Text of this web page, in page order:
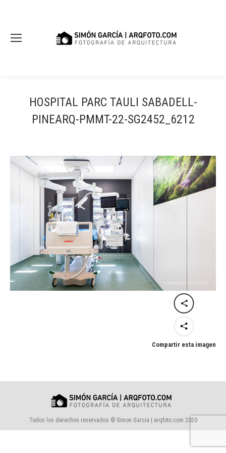
HOSPITAL PARC TAULI SABADELL-
PINEARQ-PMMT-22-SG2452_6212
Compartir esta imagen
Todos los derechos reservados © Simon Garcia | arqfoto.com 2020